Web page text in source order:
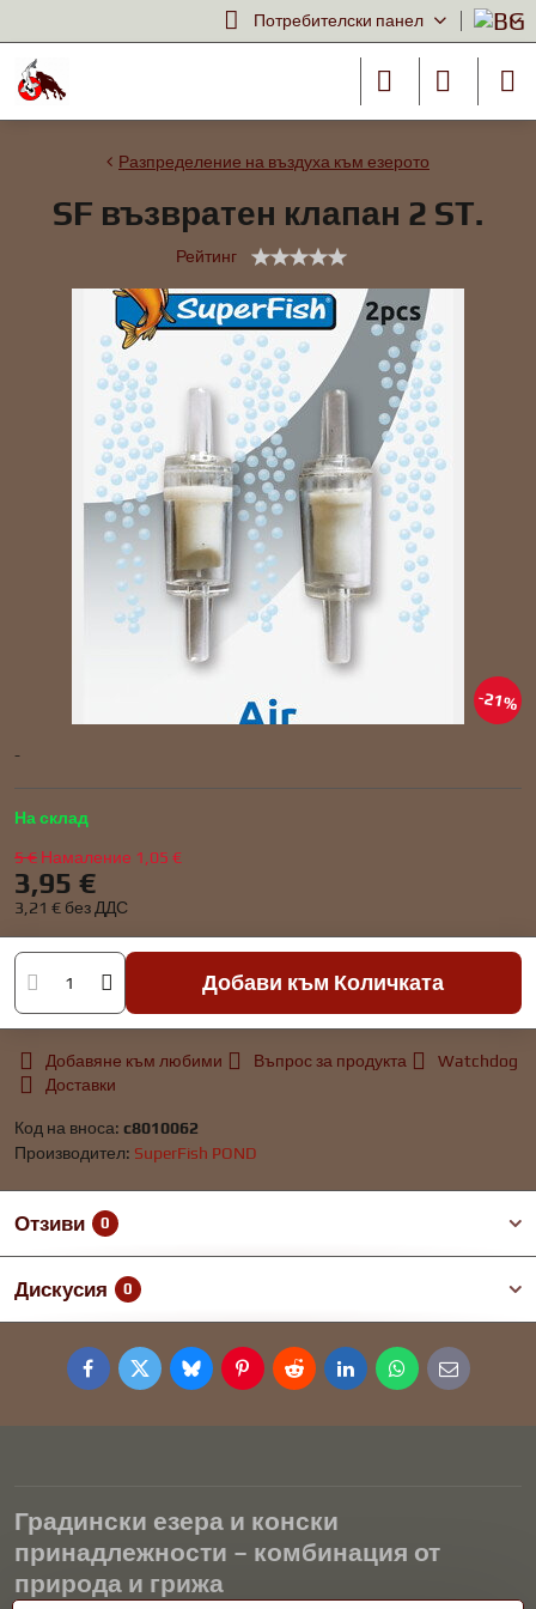
Потребителски панел
21%
Разпределение на въздуха към езерото
SF възвратен клапан 2 ST.
Рейтинг
-
На склад
5 € Намаление 1,05 €
3,95 €
3,21 € без ДДС
Добави към Количката
Добавяне към любими Въпрос за продукта
Watchdog
Доставки
Код на вноса: c8010062
Производител: SuperFish POND
Отзиви 0
Дискусия 0
FacebookTwitterBlueskyPinterestRedditLinkedInWhatsApp
E-
mail
Градински езера и конски
принадлежности – комбинация от
природа и грижа